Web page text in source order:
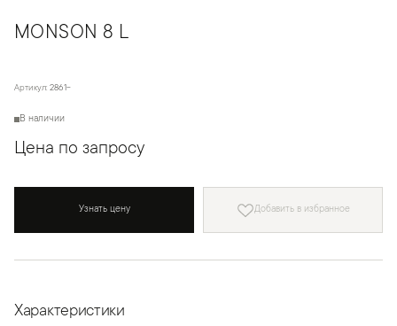
MONSON 8 L
Артикул: 2861-
В наличии
Цена по запросу
Узнать цену Добавить в избранное
Характеристики